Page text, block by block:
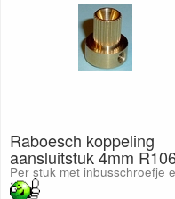
Raboesch koppeling
aansluitstuk 4mm
Per stuk met inbusschroefje